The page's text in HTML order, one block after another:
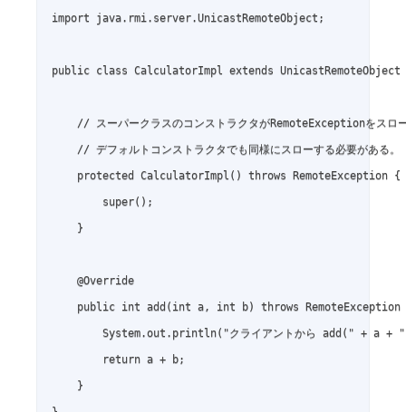
import java.rmi.server.UnicastRemoteObject;
public class CalculatorImpl extends
// スーパークラスのコンストラクタがRemoteExceptionをスロ
    // デフォルトコンストラクタでも同様にスローする必要がある。
    protected CalculatorImpl() throws RemoteException {
        super();
    }
    @Override
public int add(int a, int b) throws RemoteException
System.out.println("クライアントから add(" + a +
        return a + b;
    }